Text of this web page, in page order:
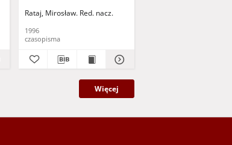
Rataj, Mirosław. Red. nacz.
1996
czasopisma
Więcej